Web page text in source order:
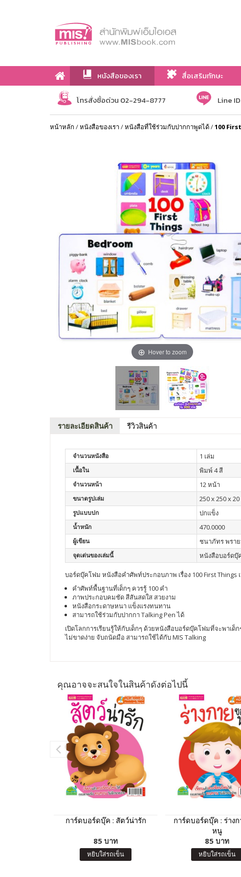
หนังสือของเรา สื่อเสริมทักษะ
เกี่ยวกับเรา
โทรสั่งซื้อด่วน 02-294-8777 Line
หน้าหลัก /หนังสือของเรา /หนังสือที่ใช้ร่วมกับปากกาพูดได้/100
Hover to zoom
รายละเอียดสินค้า รีวิวสินค้า
จำนวนหนังสือ 1 เล่ม
เนื้อใน พิมพ์ 4 สี
จำนวนหน้า 12 หน้า
ขนาดรูปเล่ม 250 x 250 x 20
รูปแบบปก ปกแข็ง
น้ำหนัก 470.0000
ผู้เขียน ชนาภัทร พรา
จุดเด่นของเล่มนี้ หนังสือบอร์ดบุ๊
บอร์ดบุ๊คโฟม หนังสือคำศัพท์ประกอบภาพ เรื่อง 100 First Things
คำศัพท์พื้นฐานที่เด็กๆ ควรรู้ 100 คำ
ภาพประกอบคมชัด สีสันสดใส สวยงาม
หนังสือกระดาษหนา แข็งแรงทนทาน
สามารถใช้ร่วมกับปากกา Talking Pen ได้
เปิดโลกการเรียนรู้ให้กับเด็กๆ ด้วยหนังสือบอร์ดบุ๊คโฟมที่จะพา
ไม่ขาดง่าย จับถนัดมือ สามารถใช้ได้กับ MIS Talking
คุณอาจจะสนใจในสินค้าดังต่อไปนี้
การ์ดบอร์ดบุ๊ค : สัตว์น่ารัก
85 บาท
หยิบใส่รถเข็น
การ์ดบอร์ดบุ๊ค : ร่าง
หนู
85 บาท
หยิบใส่รถเข็น